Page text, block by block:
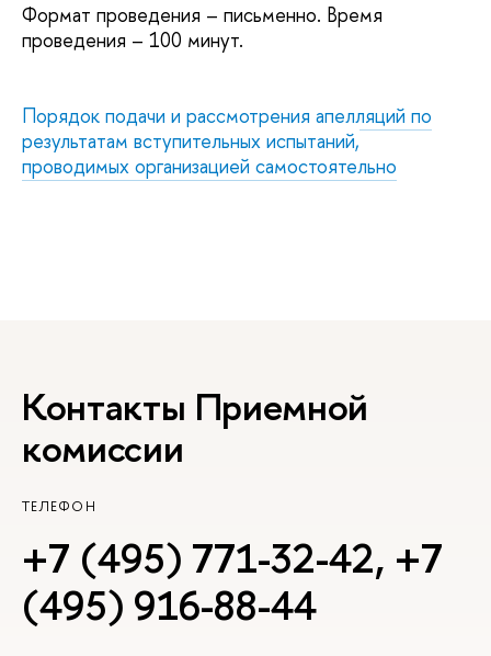
Формат проведения – письменно. Время
проведения – 100 минут.
Порядок подачи и рассмотрения апелляций по
результатам вступительных испытаний,
проводимых организацией самостоятельно
Контакты Приемной
комиссии
ТЕЛЕФОН
+7 (495) 771-32-42, +7
(495) 916-88-44